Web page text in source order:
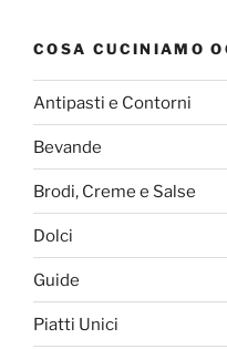
COSA CUCINIAMO
Antipasti e Contorni
Bevande
Brodi, Creme e Salse
Dolci
Guide
Piatti Unici